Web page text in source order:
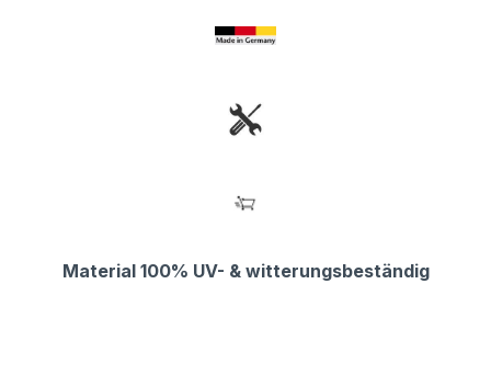
Material 100% UV- & witterungsbeständig